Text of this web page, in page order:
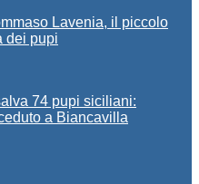
Lavenia, il piccolo
dei pupi
74 pupi siciliani:
a Biancavilla